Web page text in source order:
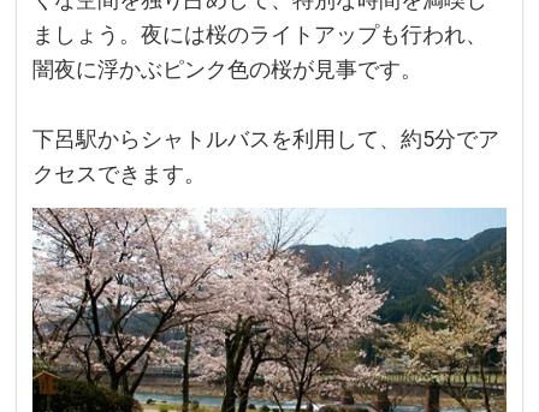
ましょう。夜には桜のライトアップも行われ、
闇夜に浮かぶピンク色の桜が見事です。
下呂駅からシャトルバスを利用して、約5分でア
クセスできます。